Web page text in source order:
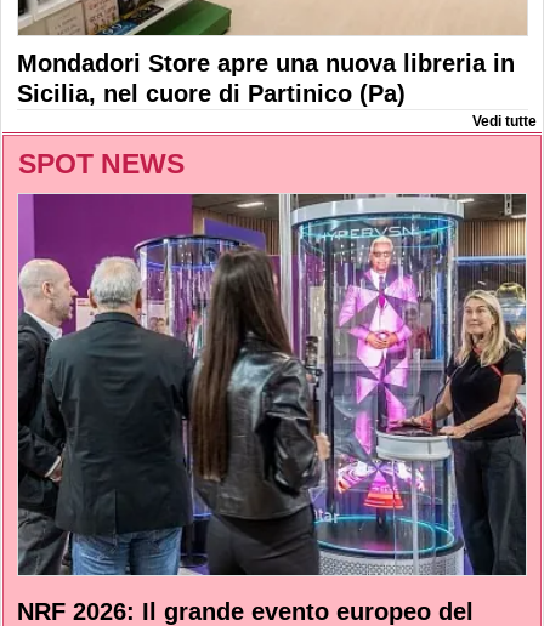
Mondadori Store apre una nuova libreria in
Sicilia, nel cuore di Partinico (Pa)
Vedi tutte
SPOT NEWS
NRF 2026: Il grande evento europeo del